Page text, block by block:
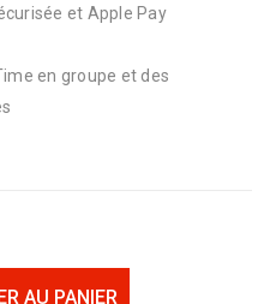
et Apple Pay
en groupe et des
AU PANIER